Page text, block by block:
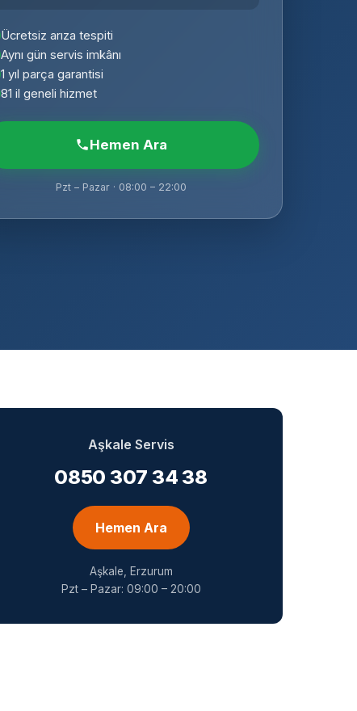
Ücretsiz arıza tespiti
Aynı gün servis imkânı
1 yıl parça garantisi
81 il geneli hizmet
Hemen Ara
Pzt – Pazar · 08:00 – 22:00
Aşkale Servis
0850 307 34 38
Hemen Ara
Aşkale, Erzurum
Pzt – Pazar: 09:00 – 20:00